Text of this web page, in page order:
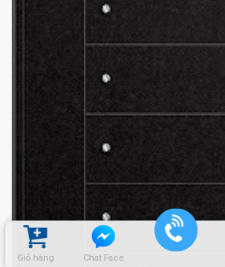
Giỏ hàng Chat Face